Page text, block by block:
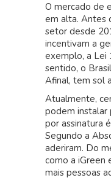
O mercado de
em alta. Antes
setor desde
incentivam a
exemplo, a Lei
sentido, o
Afinal, tem sol
Atualmente,
podem instalar
por assinatura
Segundo a
aderiram. Do
como a iGreen
mais pessoas